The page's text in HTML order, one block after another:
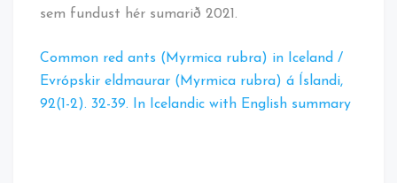
sem fundust hér sumarið 2021.
Common red ants (Myrmica rubra) in Iceland /
Evrópskir eldmaurar (Myrmica rubra) á Íslandi,
92(1-2). 32-39. In Icelandic with English summary